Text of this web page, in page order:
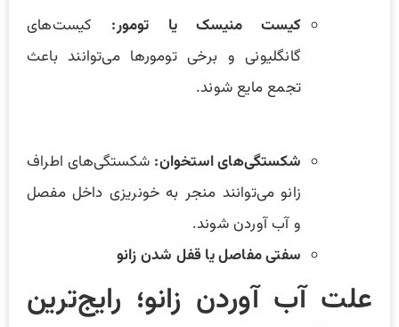
کیست منیسک یا تومور: کیست‌های
گانگلیونی و برخی تومورها می‌توانند باعث
تجمع مایع شوند.
شکستگی‌های استخوان: شکستگی‌های اطراف
زانو می‌توانند منجر به خونریزی داخل مفصل
و آب آوردن شوند.
سفتی مفاصل یا قفل شدن زانو
علت آب آوردن زانو؛ رایج‌ترین